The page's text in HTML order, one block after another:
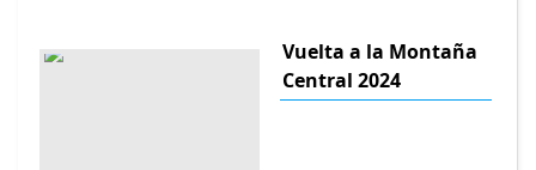
Vuelta a la Montaña
Central 2024